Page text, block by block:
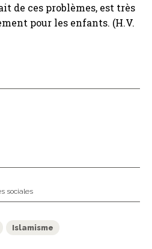
de ces problèmes, est très
pour les enfants. (H.V.
sociales
Islamisme